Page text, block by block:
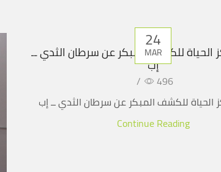
24
MAR
الحياة للكشف المبكر عن سرطان الثدي ــ
إب
/
496
الحياة للكشف المبكر عن سرطان الثدي ــ إب
Continue Reading